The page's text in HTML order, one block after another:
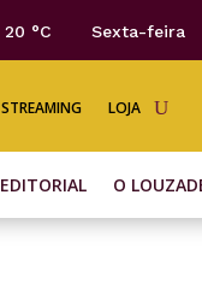
20 °C Sexta-feira
STREAMING LOJA
EDITORIAL O